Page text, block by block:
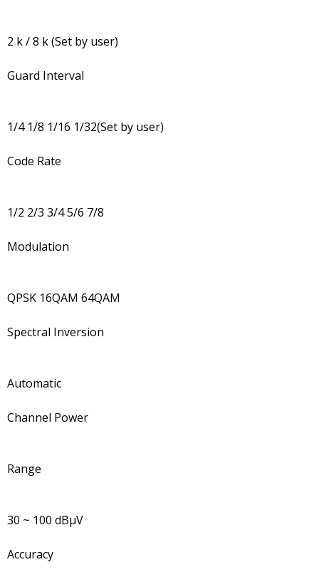
2 k / 8 k (Set by user)
Guard Interval
1/4 1/8 1/16 1/32(Set by user)
Code Rate
1/2 2/3 3/4 5/6 7/8
Modulation
QPSK 16QAM 64QAM
Spectral Inversion
Automatic
Channel Power
Range
30 ~ 100 dBμV
Accuracy